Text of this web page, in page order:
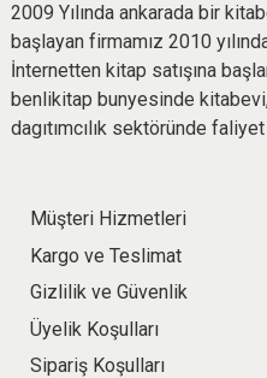
2009 Yılında ankarada bir
başlayan firmamız 2010
İnternetten kitap satışına
benlikitap bunyesinde
dagıtımcılık sektöründe
Müşteri Hizmetleri
Kargo ve Teslimat
Gizlilik ve Güvenlik
Üyelik Koşulları
Sipariş Koşulları